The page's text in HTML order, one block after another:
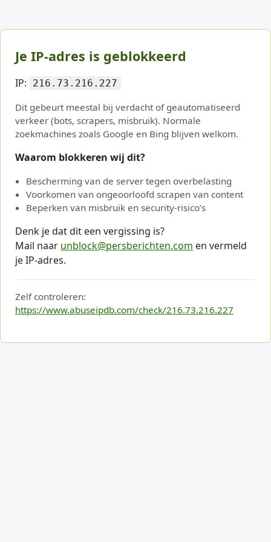
Je IP-adres is geblokkeerd
IP: 216.73.216.227
Dit gebeurt meestal bij verdacht of geautomatiseerd
verkeer (bots, scrapers, misbruik). Normale
zoekmachines zoals Google en Bing blijven welkom.
Waarom blokkeren wij dit?
Bescherming van de server tegen overbelasting
Voorkomen van ongeoorloofd scrapen van content
Beperken van misbruik en security-risico’s
Denk je dat dit een vergissing is?
Mail naar unblock@persberichten.com en vermeld
je IP-adres.
Zelf controleren:
https://www.abuseipdb.com/check/216.73.216.227